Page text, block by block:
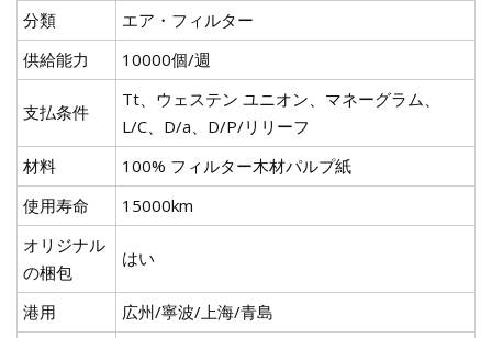
分類
エア・フィルター
供給能力
10000個/週
支払条件
Tt、ウェステン ユニオン、マネーグラム、
L/C、D/a、D/P/リリーフ
材料
100% フィルター木材パルプ紙
使用寿命
15000km
オリジナル
の梱包
はい
港用
広州/寧波/上海/青島